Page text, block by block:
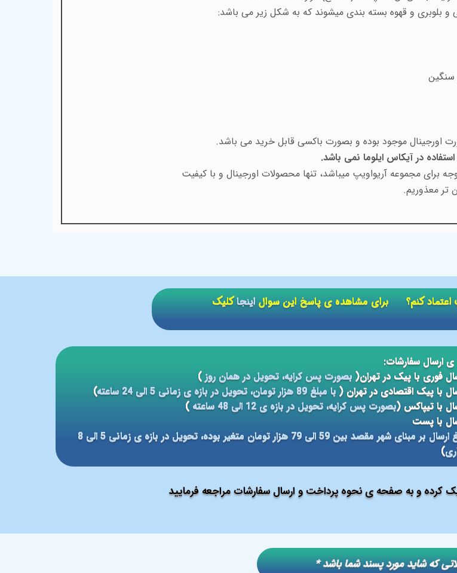
سنگین
اورجینال موجود بوده و بصورت باکسی قابل خرید می باشد.
در آیکاس ایلوما نمی باشد.
برای مجموعه آریواویپ میباشد، تنها محصولات اورجینال و با کیفیت
کرده و به صفحه ی نحوه پرداخت و ارسال سفارشات مراجعه فرمایید
ارسال سفارشات:
بصورت پس کرایه، تحویل در همان روز)
با مبلغ 89 هزار تومان، تحویل در بازه ی زمانی 5 الی 24 ساعته
)
بصورت پس کرایه، تحویل در بازه ی 12 الی 48 ساعته
)
مبلغ ارسال بر مبنای شهر مقصد بین 59 الی 79 هزار تومان متغیر بوده، تحویل در بازه ی زمانی 5 الی 8
)
اعتماد کنم؟ برای مشاهده ی پاسخ این سوالاینجاکلیک
که شاید مورد پسند شما باشد *